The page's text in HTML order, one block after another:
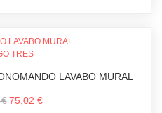
LAVABO MURAL
75,02 €